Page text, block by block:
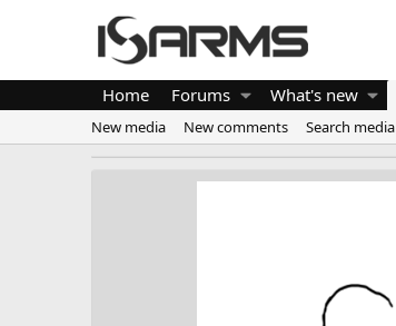
Home Forums What's new
New media New comments Search media